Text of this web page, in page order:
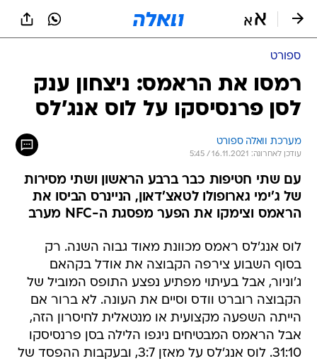
ספורט
רמסו את הראמס: ניצחון ענק
לסן פרנסיסקו על לוס אנג'לס
מערכת וואלה ספורט
עודכן לאחרונה: 16.11.2021 / 5:45
עם שתי חטיפות כבר ברבע הראשון ושתי מסירות
של ג'ימי גארופולו לטאצ'דאון, הניינרס הביסו את
הראמס וצימקו את הפער מפסגת ה-NFC מערב
לוס אנג'לס ראמס מכוונת מאוד גבוה השנה. רק
בסוף השבוע צירפה הקבוצה את אודל בקהאם
ג'וניור, אבל בעיתוי מפתיע נפצע התופס המוביל של
הקבוצה רוברט וודס וסיים את העונה. לא ברור אם
הייתה השפעה מקצועית או מנטאלית לחיסרון הזה,
אבל הראמס המבטיחים ניגפו הלילה בסן פרנסיסקו
31:10. לוס אנג'לס על מאזן 3:7, ובעקבות ההפסד של